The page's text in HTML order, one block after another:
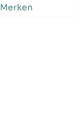
Merken